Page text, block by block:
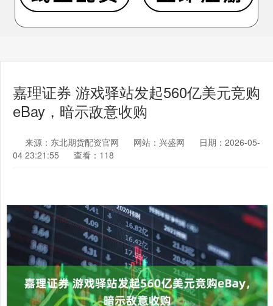
嘉理证券 游戏驿站发起560亿美元竞购
eBay，暗示敌意收购
来源：东北期货配资官网 网站：兴盛网
日期：2026-05-
04 23:21:55
查看：118